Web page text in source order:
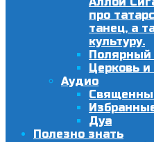
про
танец, а
культуру.
Полярный
Церковь
Аудио
Дуа
Полезно знать